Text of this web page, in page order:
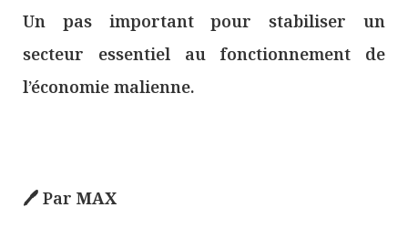
Un pas important pour stabiliser un
secteur essentiel au fonctionnement de
l’économie malienne.
🖊️ Par MAX